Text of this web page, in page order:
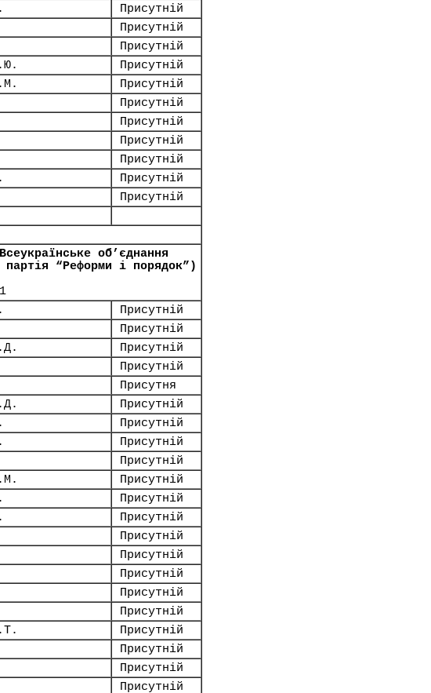
Присутній
Присутній
Присутній
Присутній
Присутній
Присутній
Присутній
Присутній
Присутній
Присутній
Присутній
об’єднання
“Реформи і порядок”)
Присутній
Присутній
Присутній
Присутній
Присутня
Присутній
Присутній
Присутній
Присутній
Присутній
Присутній
Присутній
Присутній
Присутній
Присутній
Присутній
Присутній
Присутній
Присутній
Присутній
Присутній